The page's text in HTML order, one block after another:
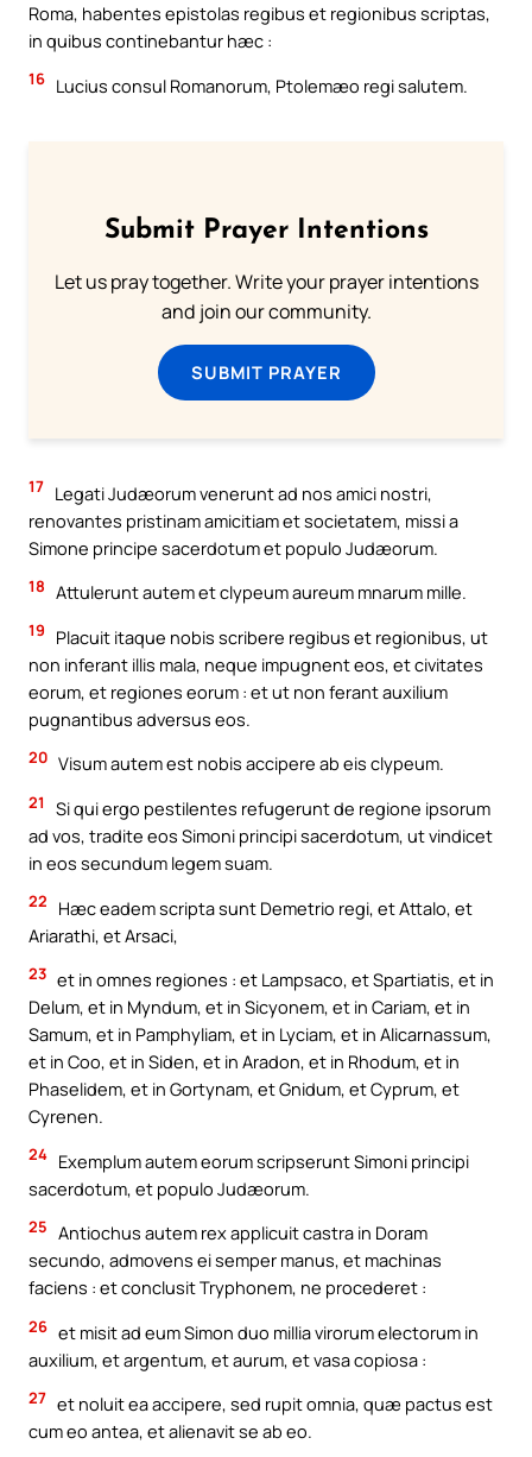
Roma, habentes epistolas regibus et regionibus scriptas,
in quibus continebantur hæc :
16 Lucius consul Romanorum, Ptolemæo regi salutem.
Submit Prayer Intentions
Let us pray together. Write your prayer intentions
and join our community.
SUBMIT PRAYER
17 Legati Judæorum venerunt ad nos amici nostri,
renovantes pristinam amicitiam et societatem, missi a
Simone principe sacerdotum et populo Judæorum.
18 Attulerunt autem et clypeum aureum mnarum mille.
19
Placuit itaque nobis scribere regibus et regionibus, ut
non inferant illis mala, neque impugnent eos, et civitates
eorum, et regiones eorum : et ut non ferant auxilium
pugnantibus adversus eos.
20 Visum autem est nobis accipere ab eis clypeum.
21
Si qui ergo pestilentes refugerunt de regione ipsorum
ad vos, tradite eos Simoni principi sacerdotum, ut vindicet
in eos secundum legem suam.
22
Hæc eadem scripta sunt Demetrio regi, et Attalo, et
Ariarathi, et Arsaci,
23 et in omnes regiones : et Lampsaco, et Spartiatis, et in
Delum, et in Myndum, et in Sicyonem, et in Cariam, et in
Samum, et in Pamphyliam, et in Lyciam, et in Alicarnassum,
et in Coo, et in Siden, et in Aradon, et in Rhodum, et in
Phaselidem, et in Gortynam, et Gnidum, et Cyprum, et
Cyrenen.
24 Exemplum autem eorum scripserunt Simoni principi
sacerdotum, et populo Judæorum.
25 Antiochus autem rex applicuit castra in Doram
secundo, admovens ei semper manus, et machinas
faciens : et conclusit Tryphonem, ne procederet :
26 et misit ad eum Simon duo millia virorum electorum in
auxilium, et argentum, et aurum, et vasa copiosa :
27 et noluit ea accipere, sed rupit omnia, quæ pactus est
cum eo antea, et alienavit se ab eo.